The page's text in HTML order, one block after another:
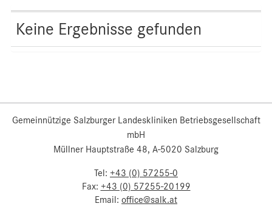
Keine Ergebnisse gefunden
Gemeinnützige Salzburger Landeskliniken Betriebsgesellschaft
mbH
Müllner Hauptstraße 48, A-5020 Salzburg
Tel: +43 (0) 57255-0
Fax: +43 (0) 57255-20199
Email: office@salk.at